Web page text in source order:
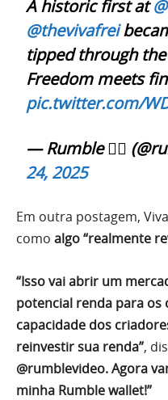
A historic first at
@thevivafrei
tipped through
Freedom meets
pic.twitter.com/
— Rumble 🏴‍☠️
24, 2025
Em outra postagem,
como algo “realmente
“Isso vai abrir um
potencial renda para os
capacidade dos
reinvestir sua renda”,
@rumblevideo. Agora
minha Rumble wallet!”